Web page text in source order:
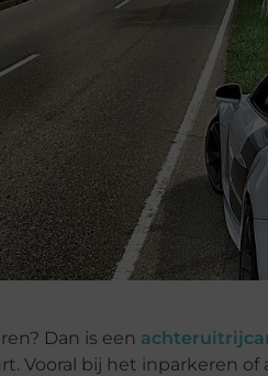
Dan is een
Vooral bij het inparkeren